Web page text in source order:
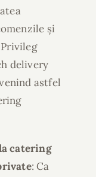
și
delivery
astfel
catering
: Ca